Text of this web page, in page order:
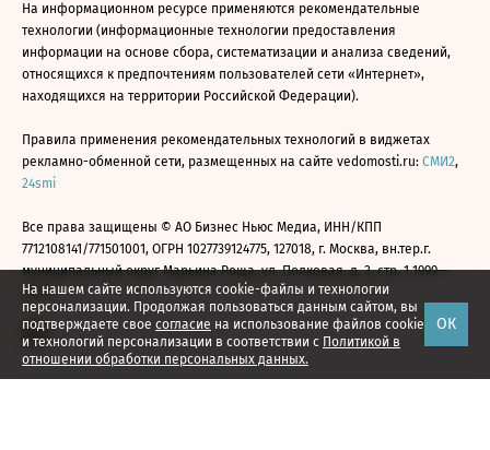
На нашем сайте используются cookie-файлы и технологии
персонализации. Продолжая пользоваться данным сайтом, вы
подтверждаете свое согласие на использование файлов cookie
и технологий персонализации в соответствии с Политикой в
отношении обработки персональных данных.
ОК
На информационном ресурсе применяются рекомендательные
технологии (информационные технологии предоставления
информации на основе сбора, систематизации и анализа сведений,
относящихся к предпочтениям пользователей сети «Интернет»,
находящихся на территории Российской Федерации).
Правила применения рекомендательных технологий в виджетах
рекламно-обменной сети, размещенных на сайте vedomosti.ru: СМИ2,
24smi
Все права защищены © АО Бизнес Ньюс Медиа, ИНН/КПП
7712108141/771501001, ОГРН 1027739124775, 127018, г. Москва, вн.тер.г.
муниципальный округ Марьина Роща, ул. Полковая, д. 3, стр. 1 1999—
2026